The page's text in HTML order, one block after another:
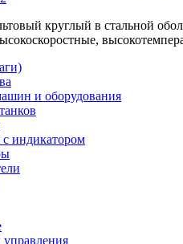
круглый в стальной
и оборудования
индикатором